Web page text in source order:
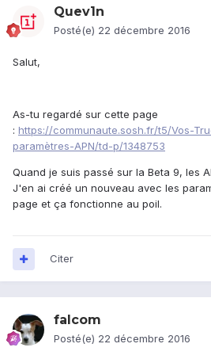
Quev1n
Posté(e) 22 décembre 2016
Salut,
As-tu regardé sur cette page
: https://communaute.sosh.fr/t5/Vos-
paramètres-APN/td-p/1348753
Quand je suis passé sur la Beta 9, les
J'en ai créé un nouveau avec les
page et ça fonctionne au poil.
Citer
falcom
Posté(e) 22 décembre 2016